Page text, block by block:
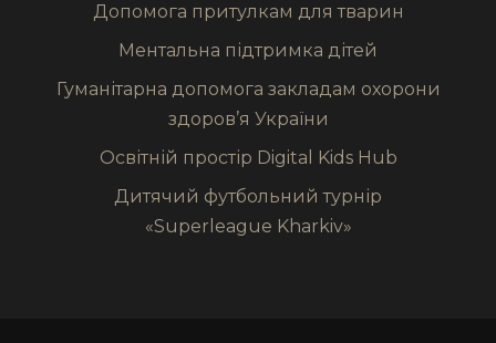
Допомога притулкам для тварин
Ментальна підтримка дітей
Гуманітарна допомога закладам охорони
здоров’я України
Освітній простір Digital Kids Hub
Дитячий футбольний турнір
«Superleague Kharkiv»